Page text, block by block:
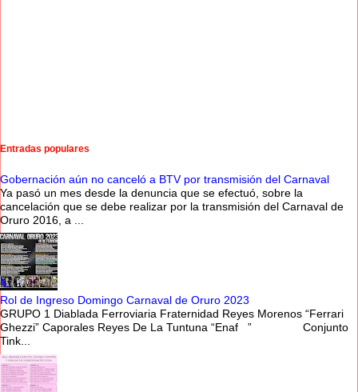
Entradas populares
Gobernación aún no canceló a BTV por transmisión del Carnaval
Ya pasó un mes desde la denuncia que se efectuó, sobre la
cancelación que se debe realizar por la transmisión del Carnaval de
Oruro 2016, a ...
Rol de Ingreso Domingo Carnaval de Oruro 2023
GRUPO 1 Diablada Ferroviaria Fraternidad Reyes Morenos “Ferrari
Ghezzi” Caporales Reyes De La Tuntuna “Enaf ” Conjunto
Tink...